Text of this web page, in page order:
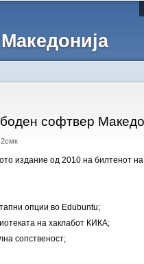
софтвер
2смк
издание од 2010 на билтенот
опции во Edubuntu;
на хаклабот КИКА;
сопственост;